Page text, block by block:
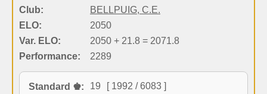
Club:
BELLPUIG, C.E.
ELO:
2050
Var. ELO:
2050 + 21.8 = 2071.8
Performance:
2289
Standard ♚: 19
[ 1992 / 6083 ]